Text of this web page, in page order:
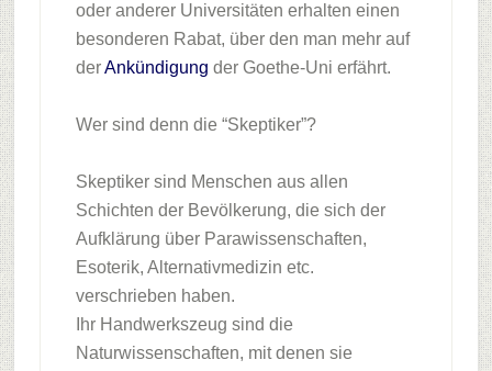
oder anderer Universitäten erhalten einen
besonderen Rabat, über den man mehr auf
derAnkündigung der Goethe-Uni erfährt.
Wer sind denn die “Skeptiker”?
Skeptiker sind Menschen aus allen
Schichten der Bevölkerung, die sich der
Aufklärung über Parawissenschaften,
Esoterik, Alternativmedizin etc.
verschrieben haben.
Ihr Handwerkszeug sind die
Naturwissenschaften, mit denen sie